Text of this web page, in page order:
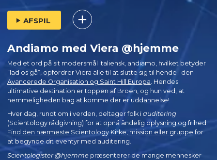
AFSPIL
Andiamo med Viera @hjemme
Med et ord på sit modersmål italiensk, andiamo, hvilket betyder
”lad os gå”, opfordrer Viera alle til at slutte sig til hende i den
Avancerede Organisation og Saint Hill Europa . Hendes
ultimative destination er toppen af Broen, og hun ved, at
hemmeligheden bag at komme der er uddannelse!
Hver dag, rundt om i verden, deltager folk i auditering
(Scientology rådgivning) for at opnå åndelig oplysning og frihed.
Find den nærmeste Scientology Kirke, mission eller gruppe for
at begynde dit eventyr med auditering.
Scientologister @hjemme præsenterer de mange mennesker